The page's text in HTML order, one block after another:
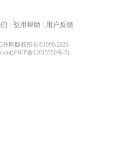
使用帮助 用户反馈
作网版权所有©1999-2026
沪ICP备12015550号-5)